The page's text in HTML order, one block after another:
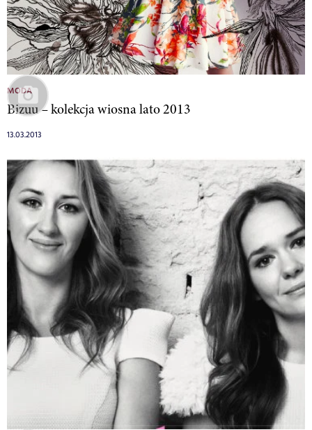
MODA
Bizuu – kolekcja wiosna lato 2013
13.03.2013